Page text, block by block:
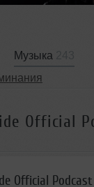
Музыка
Official